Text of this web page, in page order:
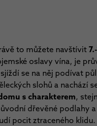
to můžete navštívit
oslavy vína, je
se na něj podívat
slohů a nachází
s charakterem,
dřevěné podlahy
pocit ztraceného